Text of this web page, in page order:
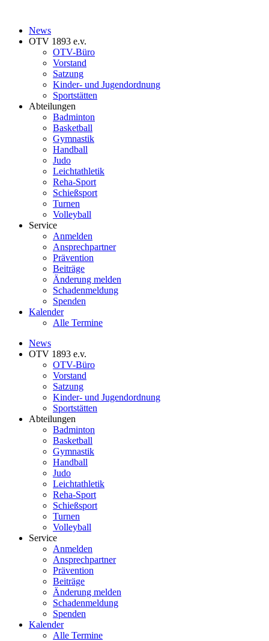
News
OTV 1893 e.v.
OTV-Büro
Vorstand
Satzung
Kinder- und Jugendordnung
Sportstätten
Abteilungen
Badminton
Basketball
Gymnastik
Handball
Judo
Leichtathletik
Reha-Sport
Schießsport
Turnen
Volleyball
Service
Anmelden
Ansprechpartner
Prävention
Beiträge
Änderung melden
Schadenmeldung
Spenden
Kalender
Alle Termine
News
OTV 1893 e.v.
OTV-Büro
Vorstand
Satzung
Kinder- und Jugendordnung
Sportstätten
Abteilungen
Badminton
Basketball
Gymnastik
Handball
Judo
Leichtathletik
Reha-Sport
Schießsport
Turnen
Volleyball
Service
Anmelden
Ansprechpartner
Prävention
Beiträge
Änderung melden
Schadenmeldung
Spenden
Kalender
Alle Termine